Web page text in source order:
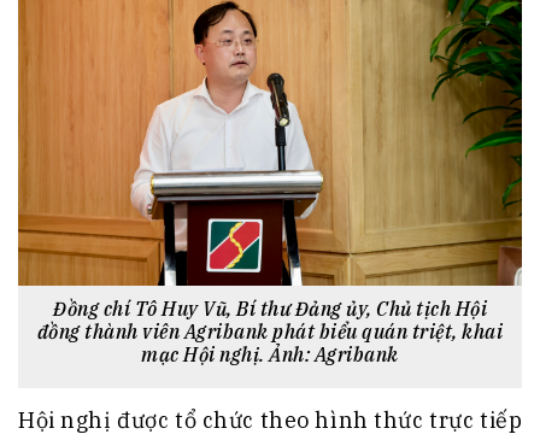
Đồng chí Tô Huy Vũ, Bí thư Đảng ủy, Chủ tịch Hội
đồng thành viên Agribank phát biểu quán triệt, khai
mạc Hội nghị. Ảnh: Agribank
Hội nghị được tổ chức theo hình thức trực tiếp